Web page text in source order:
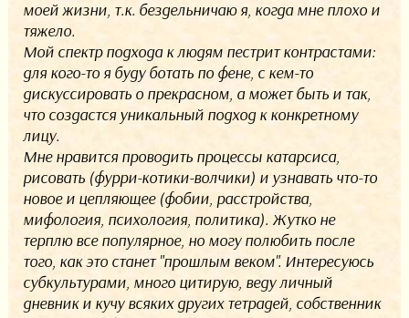
моей жизни, т.к. бездельничаю я, когда мне плохо и
тяжело.
Мой спектр подхода к людям пестрит контрастами:
для кого-то я буду ботать по фене, с кем-то
дискуссировать о прекрасном, а может быть и так,
что создастся уникальный подход к конкретному
лицу.
Мне нравится проводить процессы катарсиса,
рисовать (фурри-котики-волчики) и узнавать что-то
новое и цепляющее (фобии, расстройства,
мифология, психология, политика). Жутко не
терплю все популярное, но могу полюбить после
того, как это станет "прошлым веком". Интересуюсь
субкультурами, много цитирую, веду личный
дневник и кучу всяких других тетрадей, собственник